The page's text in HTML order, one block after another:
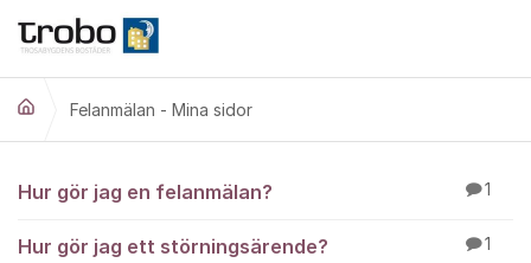
Hoppa till innehåll
Felanmälan - Mina sidor
Felanmälan - Mina
Hur gör jag en felanmälan? 1
Hur gör jag ett störningsärende? 1